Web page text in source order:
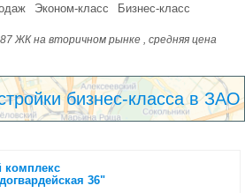
Эконом-класс
Бизнес-класс
ЖК на вторичном рынке , средняя цена
бизнес-класса в ЗАО
36"